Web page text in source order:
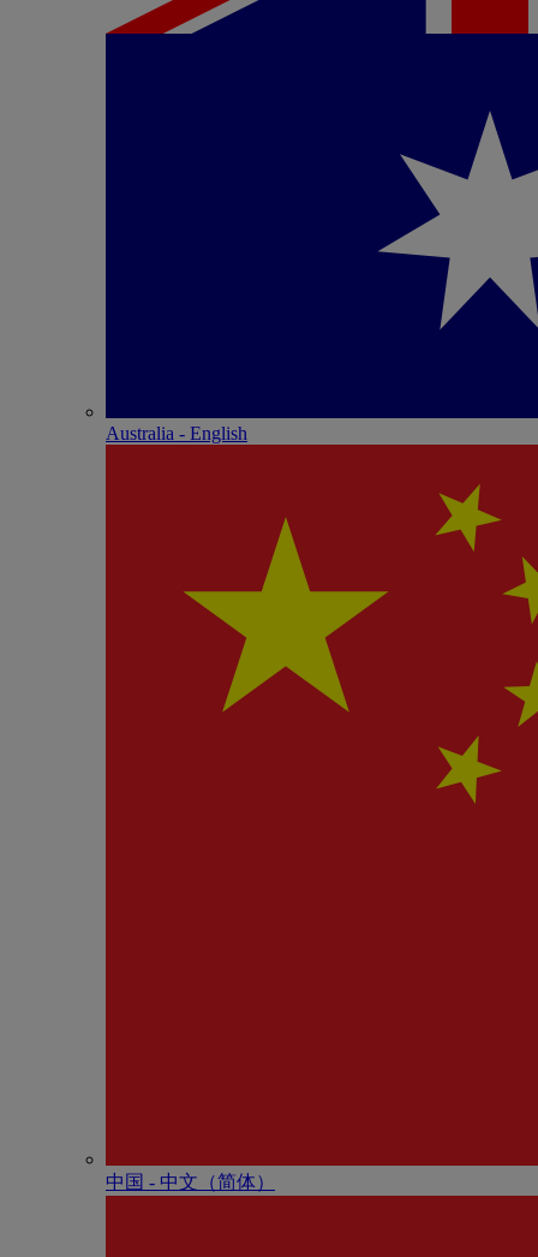
Australia - English
中国 - 中⽂（简体）